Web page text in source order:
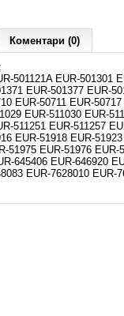
Коментари (0)
501121A EUR-501301
EUR-501377 EUR-
EUR-50711 EUR-
EUR-511030 EUR-
511251 EUR-511257
EUR-51918 EUR-
51975 EUR-51976
645406 EUR-646920
EUR-7628010 EUR-